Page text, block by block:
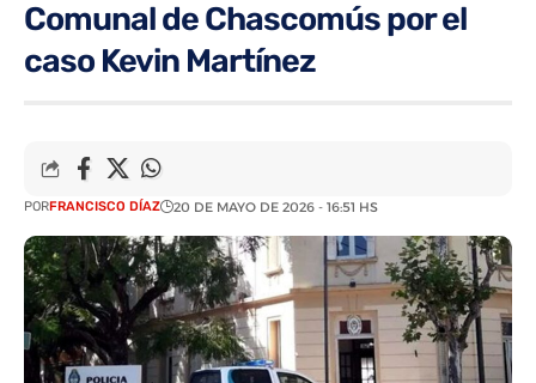
Comunal de Chascomús por el
caso Kevin Martínez
PORFRANCISCO DÍAZ 20 DE MAYO DE 2026 - 16:51 HS